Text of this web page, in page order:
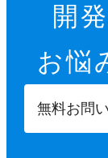
開
お悩
無料お問